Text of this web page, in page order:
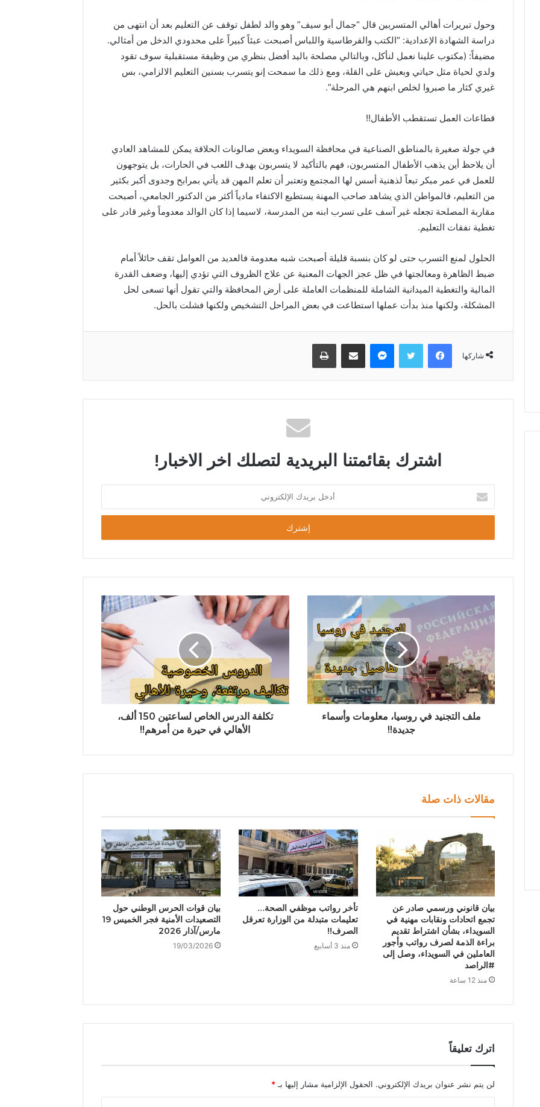
وحول تبريرات أهالي المتسربين قال “جمال أبو سيف” وهو والد لطفل توقف عن التعليم بعد أن انتهى من
دراسة الشهادة الإعدادية: “الكتب والقرطاسية واللباس أصبحت عبئاً كبيراً على محدودي الدخل من أمثالي.
مضيفاً: (مكتوب علينا نعمل لنأكل، وبالتالي مصلحة باليد أفضل بنظري من وظيفة مستقبلية سوف تقود
ولدي لحياة مثل حياتي وبعيش على القلة، ومع ذلك ما سمحت إنو يتسرب بسنين التعليم الالزامي، بس
غيري كثار ما صبروا لخلص ابنهم هي المرحلة”.
قطاعات العمل تستقطب الأطفال!!
في جولة صغيرة بالمناطق الصناعية في محافظة السويداء وبعض صالونات الحلاقة يمكن للمشاهد العادي
أن يلاحظ أين يذهب الأطفال المتسربون، فهم بالتأكيد لا يتسربون بهدف اللعب في الحارات، بل يتوجهون
للعمل في عمر مبكر تبعاً لذهنية أسس لها المجتمع وتعتبر أن تعلم المهن قد يأتي بمرابح وجدوى أكبر بكثير
من التعليم، فالمواطن الذي يشاهد صاحب المهنة يستطيع الاكتفاء مادياً أكثر من الدكتور الجامعي، أصبحت
مقاربة المصلحة تجعله غير آسف على تسرب ابنه من المدرسة، لاسيما إذا كان الوالد معدوماً وغير قادر على
تغطية نفقات التعليم.
الحلول لمنع التسرب حتى لو كان بنسبة قليلة أصبحت شبه معدومة فالعديد من العوامل تقف حائلاً أمام
ضبط الظاهرة ومعالجتها في ظل عجز الجهات المعنية عن علاج الظروف التي تؤدي إليها، وضعف القدرة
المالية والتغطية الميدانية الشاملة للمنظمات العاملة على أرض المحافظة والتي تقول أنها تسعى لحل
المشكلة، ولكنها منذ بدأت عملها استطاعت في بعض المراحل التشخيص ولكنها فشلت بالحل.
شاركها
اشترك بقائمتنا البريدية لتصلك اخر الاخبار!
ملف التجنيد في روسيا، معلومات وأسماء
جديدة!!
تكلفة الدرس الخاص لساعتين 150 ألف،
الأهالي في حيرة من أمرهم!!
مقالات ذات صلة
بيان قانوني ورسمي صادر عن
تجمع اتحادات ونقابات مهنية في
السويداء، بشأن اشتراط تقديم
براءة الذمة لصرف رواتب وأجور
العاملين في السويداء، وصل إلى
#الراصد
منذ 12 ساعة
تأخر رواتب موظفي الصحة…
تعليمات متبدلة من الوزارة تعرقل
الصرف!!
منذ 3 أسابيع
بيان قوات الحرس الوطني حول
التصعيدات الأمنية فجر الخميس 19
مارس/آذار 2026
19/03/2026
اترك تعليقاً
لن يتم نشر عنوان بريدك الإلكتروني. الحقول الإلزامية مشار إليها بـ*